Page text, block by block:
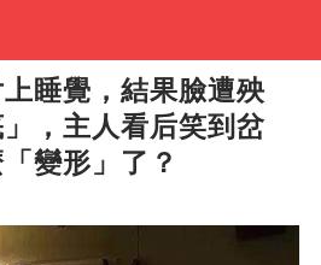
睡覺，結果臉遭殃
」，主人看后笑到岔
變形」了？